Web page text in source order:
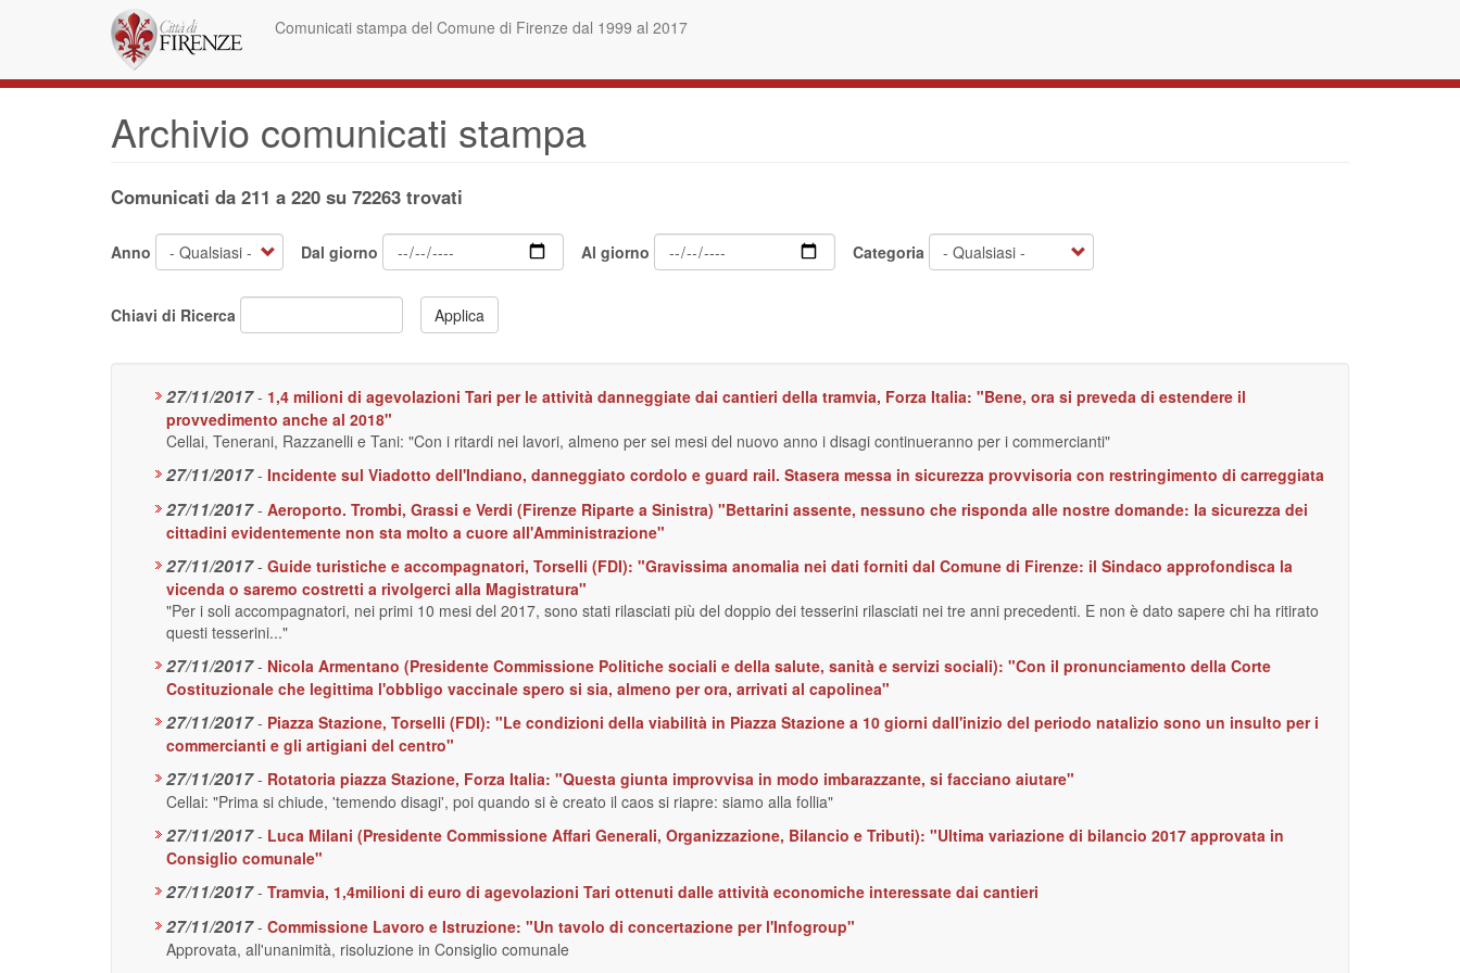
principale
Comunicati stampa del Comune di Firenze dal 1999 al 2017
Archivio comunicati stampa
Comunicati da 211 a 220 su 72263 trovati
Anno Dal giorno Al giorno Categoria
Chiavi di Ricerca Applica
27/11/2017 - 1,4 milioni di agevolazioni Tari per le attività danneggiate dai cantieri della tramvia, Forza Italia: "Bene, ora si preveda di estendere il
provvedimento anche al 2018"
Cellai, Tenerani, Razzanelli e Tani: "Con i ritardi nei lavori, almeno per sei mesi del nuovo anno i disagi continueranno per i commercianti"
27/11/2017 - Incidente sul Viadotto dell'Indiano, danneggiato cordolo e guard rail. Stasera messa in sicurezza provvisoria con restringimento di carreggiata
27/11/2017 - Aeroporto. Trombi, Grassi e Verdi (Firenze Riparte a Sinistra) "Bettarini assente, nessuno che risponda alle nostre domande: la sicurezza dei
cittadini evidentemente non sta molto a cuore all'Amministrazione"
27/11/2017 - Guide turistiche e accompagnatori, Torselli (FDI): "Gravissima anomalia nei dati forniti dal Comune di Firenze: il Sindaco approfondisca la
vicenda o saremo costretti a rivolgerci alla Magistratura"
"Per i soli accompagnatori, nei primi 10 mesi del 2017, sono stati rilasciati più del doppio dei tesserini rilasciati nei tre anni precedenti. E non è dato sapere chi ha ritirato
questi tesserini..."
27/11/2017 - Nicola Armentano (Presidente Commissione Politiche sociali e della salute, sanità e servizi sociali): "Con il pronunciamento della Corte
Costituzionale che legittima l'obbligo vaccinale spero si sia, almeno per ora, arrivati al capolinea"
27/11/2017 - Piazza Stazione, Torselli (FDI): "Le condizioni della viabilità in Piazza Stazione a 10 giorni dall'inizio del periodo natalizio sono un insulto per i
commercianti e gli artigiani del centro"
27/11/2017 - Rotatoria piazza Stazione, Forza Italia: "Questa giunta improvvisa in modo imbarazzante, si facciano aiutare"
Cellai: "Prima si chiude, 'temendo disagi', poi quando si è creato il caos si riapre: siamo alla follia"
27/11/2017 - Luca Milani (Presidente Commissione Affari Generali, Organizzazione, Bilancio e Tributi): "Ultima variazione di bilancio 2017 approvata in
Consiglio comunale"
27/11/2017 - Tramvia, 1,4milioni di euro di agevolazioni Tari ottenuti dalle attività economiche interessate dai cantieri
27/11/2017 - Commissione Lavoro e Istruzione: "Un tavolo di concertazione per l'Infogroup"
Approvata, all'unanimità, risoluzione in Consiglio comunale